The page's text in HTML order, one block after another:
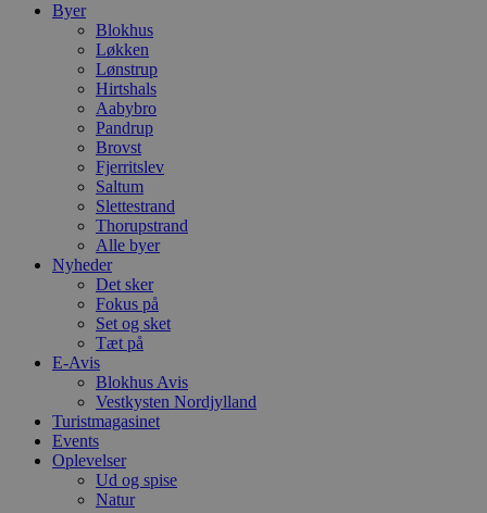
Byer
Blokhus
Løkken
Lønstrup
Hirtshals
Aabybro
Pandrup
Brovst
Fjerritslev
Saltum
Slettestrand
Thorupstrand
Alle byer
Nyheder
Det sker
Fokus på
Set og sket
Tæt på
E-Avis
Blokhus Avis
Vestkysten Nordjylland
Turistmagasinet
Events
Oplevelser
Ud og spise
Natur